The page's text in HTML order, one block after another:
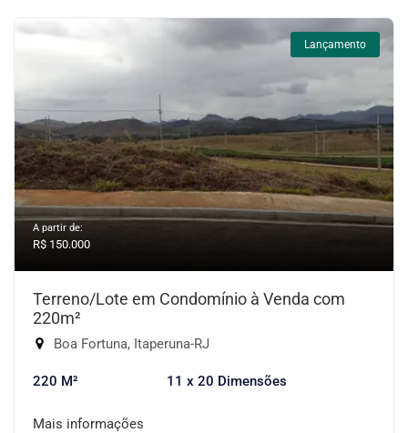
Lançamento
A partir de:
R$ 150.000
Terreno/Lote em Condomínio à Venda com
220m²
Boa Fortuna, Itaperuna-RJ
220 M² 11 x 20 Dimensões
Mais informações